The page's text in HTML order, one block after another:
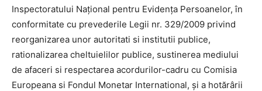
Inspectoratului Național pentru Evidența Persoanelor, în
conformitate cu prevederile Legii nr. 329/2009 privind
reorganizarea unor autoritati si institutii publice,
rationalizarea cheltuielilor publice, sustinerea mediului
de afaceri si respectarea acordurilor-cadru cu Comisia
Europeana si Fondul Monetar International, și a hotărârii